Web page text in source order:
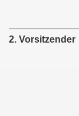
2. Vorsitzender